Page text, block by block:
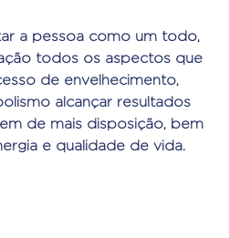
a pessoa como um todo,
todos os aspectos que
de envelhecimento,
alcançar resultados
de mais disposição, bem
e qualidade de vida.